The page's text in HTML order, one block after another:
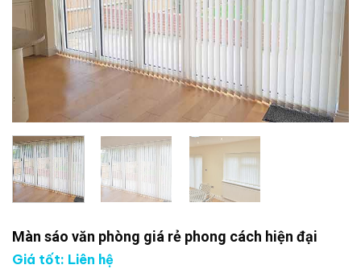
Màn sáo văn phòng giá rẻ phong cách hiện đại
Giá tốt: Liên hệ